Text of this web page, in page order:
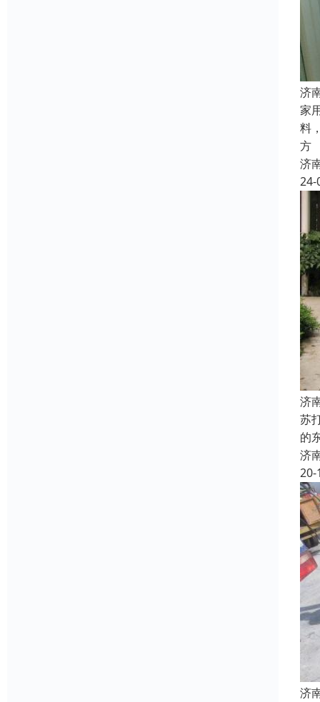
济
家
料
方
济
24-
济
苏
的
济
20-
济